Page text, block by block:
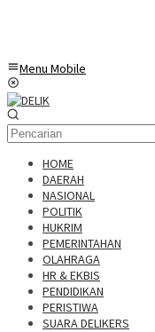
Menu Mobile
HOME
DAERAH
NASIONAL
POLITIK
HUKRIM
PEMERINTAHAN
OLAHRAGA
HR & EKBIS
PENDIDIKAN
PERISTIWA
SUARA DELIKERS